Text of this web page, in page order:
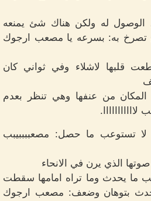
له ولكن هناك شئ يمنعه
تصرخ به: بسرعه يا مصعب ارجوك
قلبها لاشلاء وفي ثواني كان
من عنفها وهي تنظر بعدم
تستوعب ما حصل: مصعببببيبب
الذي يرن في الانحاء
ما يحدث وما تراه امامها سقطت
بتوهان وضعف: مصعب ارجوك